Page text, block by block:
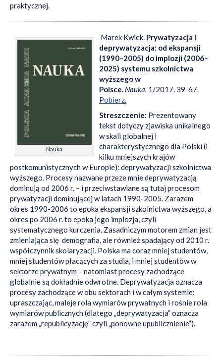
praktycznej.
Nauka.
Marek Kwiek. Prywatyzacja i
deprywatyzacja: od ekspansji
(1990–2005) do implozji (2006–
2025) systemu szkolnictwa
wyższego w
Polsce. Nauka. 1/2017. 39-67.
Pobierz.
Streszczenie: Prezentowany
tekst dotyczy zjawiska unikalnego
w skali globalnej i
charakterystycznego dla Polski (i
kilku mniejszych krajów
postkomunistycznych w Europie): deprywatyzacji szkolnictwa
wyższego. Procesy nazwane przeze mnie deprywatyzacją
dominują od 2006 r. – i przeciwstawiane są tutaj procesom
prywatyzacji dominującej w latach 1990-2005. Zarazem
okres 1990-2006 to epoka ekspansji szkolnictwa wyższego, a
okres po 2006 r. to epoka jego implozja, czyli
systematycznego kurczenia. Zasadniczym motorem zmian jest
zmieniająca się demografia, ale również spadający od 2010 r.
współczynnik skolaryzacji. Polska ma coraz mniej studentów,
mniej studentów płacących za studia, i mniej studentów w
sektorze prywatnym – natomiast procesy zachodzące
globalnie są dokładnie odwrotne. Deprywatyzacja oznacza
procesy zachodzące w obu sektorach i w całym systemie:
upraszczając, maleje rola wymiarów prywatnych i rośnie rola
wymiarów publicznych (dlatego „deprywatyzacja” oznacza
zarazem „republicyzację” czyli „ponowne upublicznienie”).